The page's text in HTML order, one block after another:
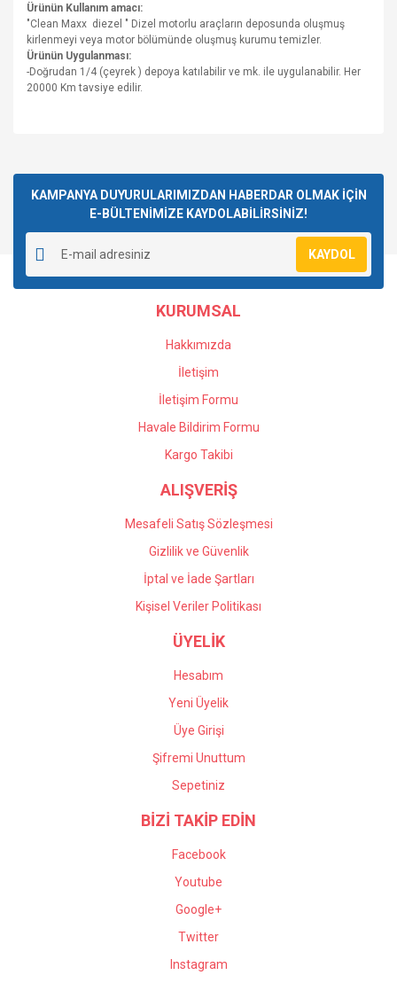
Ürünün Kullanım amacı:
"Clean Maxx diezel " Dizel motorlu araçların deposunda oluşmuş
kirlenmeyi veya motor bölümünde oluşmuş kurumu temizler.
Ürünün Uygulanması:
-Doğrudan 1/4 (çeyrek ) depoya katılabilir ve mk. ile uygulanabilir. Her
20000 Km tavsiye edilir.
Yorum Yaz
kullanarak tarafımıza iletebilirsiniz.
Görüş ve önerileriniz için teşekkür ederiz.
Ürün resmi kalitesiz, bozuk veya görüntülenemiyor.
Ürün açıklamasında eksik bilgiler bulunuyor.
Ürün bilgilerinde hatalar bulunuyor.
Ürün fiyatı diğer sitelerden daha pahalı.
Gönder
KAMPANYA DUYURULARIMIZDAN HABERDAR OLMAK İÇİN
E-BÜLTENİMİZE KAYDOLABİLİRSİNİZ!
KAYDOL
KURUMSAL
Hakkımızda
İletişim
İletişim Formu
Havale Bildirim Formu
Kargo Takibi
ALIŞVERİŞ
Mesafeli Satış Sözleşmesi
Gizlilik ve Güvenlik
İptal ve İade Şartları
Kişisel Veriler Politikası
ÜYELİK
Hesabım
Yeni Üyelik
Üye Girişi
Şifremi Unuttum
Sepetiniz
BİZİ TAKİP EDİN
Facebook
Youtube
Google+
Twitter
Instagram